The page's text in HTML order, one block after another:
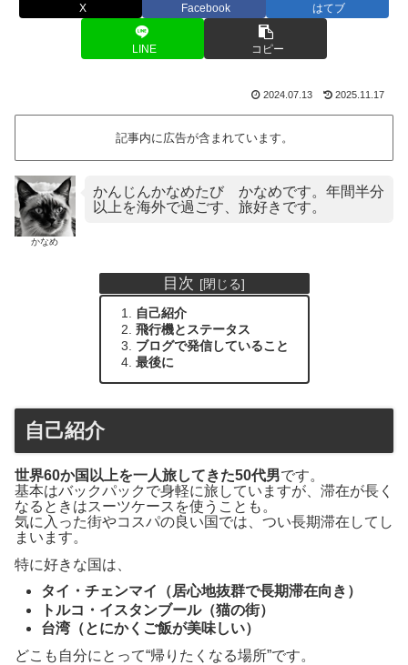
X Facebook はてブ
LINE コピー
2024.07.13 2025.11.17
記事内に広告が含まれています。
かなめ
かんじんかなめたび かなめです。年間半分
以上を海外で過ごす、旅好きです。
目次
自己紹介
飛行機とステータス
ブログで発信していること
最後に
自己紹介
世界60か国以上を一人旅してきた50代男です。
基本はバックパックで身軽に旅していますが、滞在が長く
なるときはスーツケースを使うことも。
気に入った街やコスパの良い国では、つい長期滞在してし
まいます。
特に好きな国は、
タイ・チェンマイ（居心地抜群で長期滞在向き）
トルコ・イスタンブール（猫の街）
台湾（とにかくご飯が美味しい）
どこも自分にとって“帰りたくなる場所”です。